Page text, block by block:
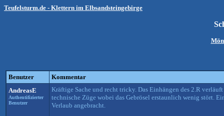
Teufelsturm.de - Klettern im Elbsandsteingebirge
Benutzer
Kommentar
AndreasE
Authentifizierter
Benutzer
Kräftige Sache und recht tricky. Das Einhängen des 2.R
technische Züge wobei das Gebrösel erstaunlich wenig stört.
Verlaub angebracht.